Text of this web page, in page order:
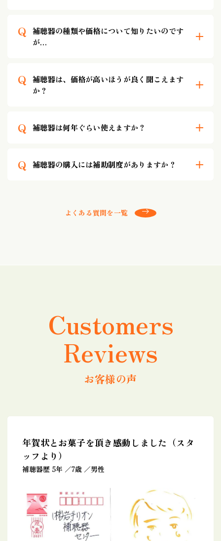
Q
補聴器の種類や価格について知りたいのです
が…
Q
補聴器は、価格が高いほうが良く聞こえます
か？
Q 補聴器は何年ぐらい使えますか？
Q 補聴器の購入には補助制度がありますか？
よくある質問を一覧
Customers
Reviews
お客様の声
年賀状とお菓子を頂き感動しました（スタ
ッフより）
補聴器歴 5年 7歳 男性